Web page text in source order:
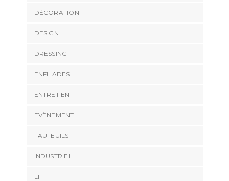
DÉCORATION
DESIGN
DRESSING
ENFILADES
ENTRETIEN
EVÈNEMENT
FAUTEUILS
INDUSTRIEL
LIT